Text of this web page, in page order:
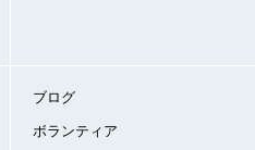
ブログ
ボランティア